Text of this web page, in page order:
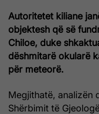
Autoritetet kiliane
objektesh që së
Chiloe, duke
dëshmitarë okularë
për meteorë.
Megjithatë, analizën
Shërbimit të